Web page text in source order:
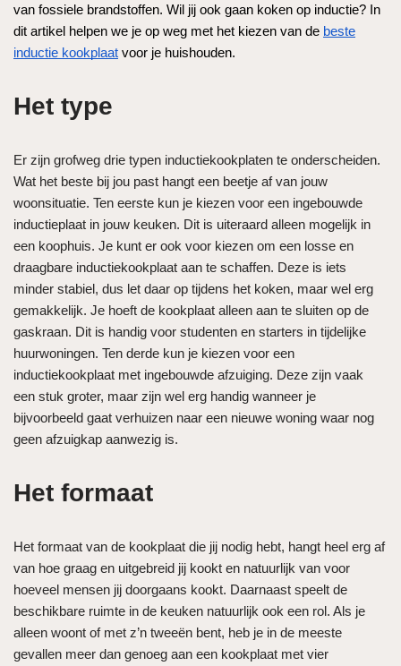
van fossiele brandstoffen. Wil jij ook gaan koken op inductie? In
dit artikel helpen we je op weg met het kiezen van de beste
inductie kookplaat voor je huishouden.
Het type
Er zijn grofweg drie typen inductiekookplaten te onderscheiden.
Wat het beste bij jou past hangt een beetje af van jouw
woonsituatie. Ten eerste kun je kiezen voor een ingebouwde
inductieplaat in jouw keuken. Dit is uiteraard alleen mogelijk in
een koophuis. Je kunt er ook voor kiezen om een losse en
draagbare inductiekookplaat aan te schaffen. Deze is iets
minder stabiel, dus let daar op tijdens het koken, maar wel erg
gemakkelijk. Je hoeft de kookplaat alleen aan te sluiten op de
gaskraan. Dit is handig voor studenten en starters in tijdelijke
huurwoningen. Ten derde kun je kiezen voor een
inductiekookplaat met ingebouwde afzuiging. Deze zijn vaak
een stuk groter, maar zijn wel erg handig wanneer je
bijvoorbeeld gaat verhuizen naar een nieuwe woning waar nog
geen afzuigkap aanwezig is.
Het formaat
Het formaat van de kookplaat die jij nodig hebt, hangt heel erg af
van hoe graag en uitgebreid jij kookt en natuurlijk van voor
hoeveel mensen jij doorgaans kookt. Daarnaast speelt de
beschikbare ruimte in de keuken natuurlijk ook een rol. Als je
alleen woont of met z’n tweeën bent, heb je in de meeste
gevallen meer dan genoeg aan een kookplaat met vier